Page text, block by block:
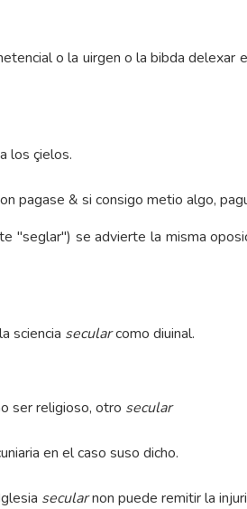
o la uirgen o la bibda delexar
los çielos.
pagase & si consigo metio algo,
se advierte la misma
sciencia secularcomo diuinal.
ser religioso, otro secular
en el caso suso dicho.
secularnon puede remitir la